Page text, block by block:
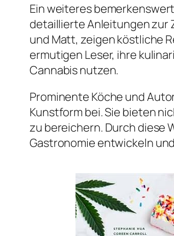
Ein weiteres
detaillierte Anleitungen zur
und Matt, zeigen köstliche
ermutigen Leser, ihre
Cannabis nutzen.
Prominente Köche und
Kunstform bei. Sie bieten
zu bereichern. Durch diese
Gastronomie entwickeln